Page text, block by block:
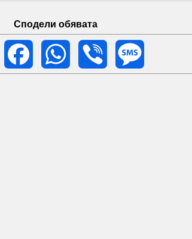
Сподели обявата
Email
Facebook WhatsApp Viber